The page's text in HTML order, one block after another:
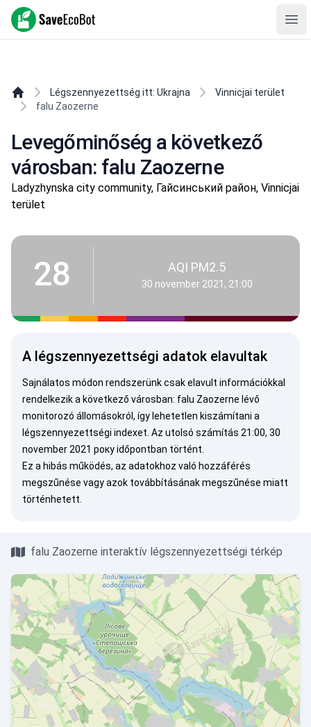
SaveEcoBot
Légszennyezettség itt: Ukrajna
Vinnicjai terület
falu Zaozerne
Levegőminőség a következő
városban: falu Zaozerne
Ladyzhynska city community, Гайсинський район, Vinnicjai
terület
28 AQI PM2.5
30 november 2021, 21:00
A légszennyezettségi adatok elavultak
Sajnálatos módon rendszerünk csak elavult információkkal
rendelkezik a következő városban: falu Zaozerne lévő
monitorozó állomásokról, így lehetetlen kiszámítani a
légszennyezettségi indexet. Az utolsó számítás 21:00, 30
november 2021 року időpontban történt.
Ez a hibás működés, az adatokhoz való hozzáférés
megszűnése vagy azok továbbításának megszűnése miatt
történhetett.
falu Zaozerne interaktív légszennyezettségi térkép